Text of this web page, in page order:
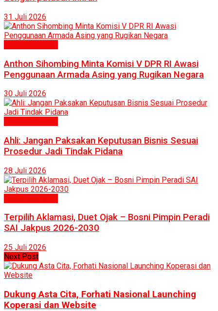
31 Juli 2026
Anthon Sihombing Minta Komisi V DPR RI Awasi
Penggunaan Armada Asing yang Rugikan Negara
30 Juli 2026
Ahli: Jangan Paksakan Keputusan Bisnis Sesuai
Prosedur Jadi Tindak Pidana
28 Juli 2026
Terpilih Aklamasi, Duet Ojak – Bosni Pimpin Peradi
SAI Jakpus 2026-2030
25 Juli 2026
Next Post
Dukung Asta Cita, Forhati Nasional Launching
Koperasi dan Website